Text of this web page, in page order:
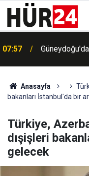
07:57
Anasayfa
bakanları İstanbul'da bir
Türkiye,
dışişleri
gelecek